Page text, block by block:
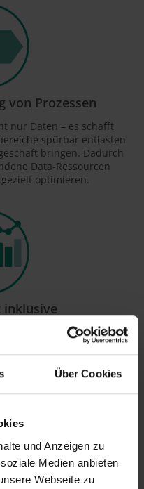
Über Cookies
und Anzeigen zu
Medien anbieten
Webseite zu
von Prozessen
nur Daten – es schafft
spürbar entlasten
bringen. Dadurch
Data-Ressourcen
optimieren.
inklusive
bis hin zu komplexen
wächst
Ihrer Enterprise-
Innovationsstrategie.